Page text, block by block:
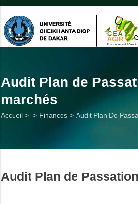
Aller
contenu
principal
Audit Plan de
marchés
Fil
Accueil > Finances Audit Plan De
Audit Plan de